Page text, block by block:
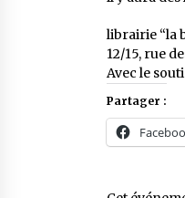
librairie “la
12/15, rue
Avec le
Partager :